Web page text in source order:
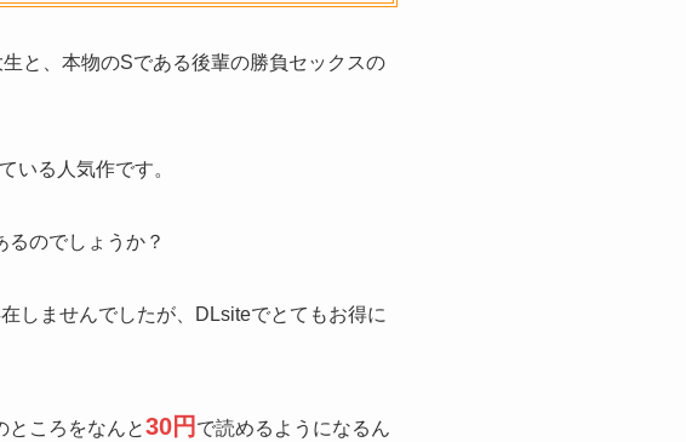
と、本物のSである後輩の勝負セックスの
いる人気作です。
のでしょうか？
しませんでしたが、DLsiteでとてもお得に
ところをなんと30円 で読めるようになるん